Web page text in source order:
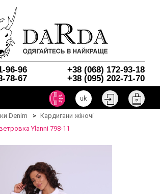
96-96
+38 (068) 172-93-18
78-67
+38 (095) 202-71-70
uk
Denim
Кардигани жіночі
Ylanni 798-11